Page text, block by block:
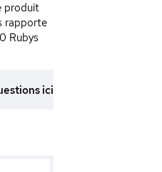
produit
rapporte
Rubys
ici